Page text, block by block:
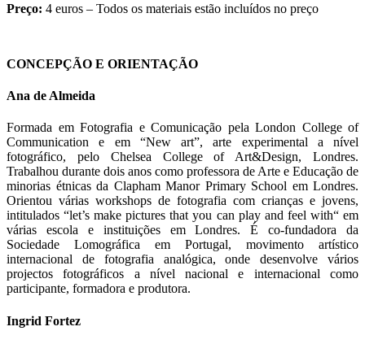
Preço: 4 euros – Todos os materiais estão incluídos no preço
CONCEPÇÃO E ORIENTAÇÃO
Ana de Almeida
Formada em Fotografia e Comunicação pela London College of
Communication e em “New art”, arte experimental a nível
fotográfico, pelo Chelsea College of Art&Design, Londres.
Trabalhou durante dois anos como professora de Arte e Educação de
minorias étnicas da Clapham Manor Primary School em Londres.
Orientou várias workshops de fotografia com crianças e jovens,
intitulados “let’s make pictures that you can play and feel with“ em
várias escola e instituições em Londres. É co-fundadora da
Sociedade Lomográfica em Portugal, movimento artístico
internacional de fotografia analógica, onde desenvolve vários
projectos fotográficos a nível nacional e internacional como
participante, formadora e produtora.
Ingrid Fortez